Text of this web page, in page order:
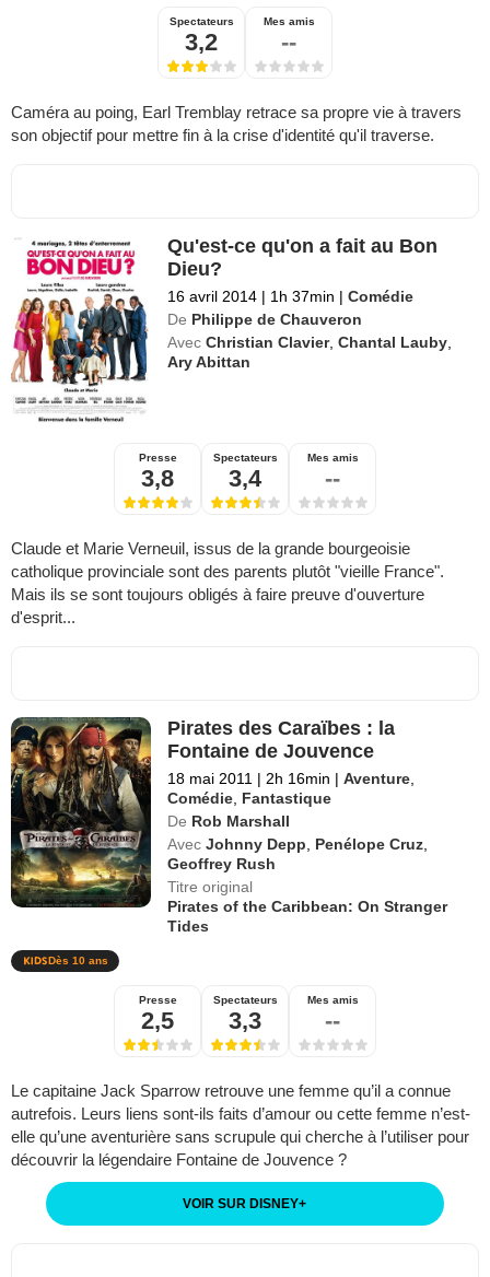
Spectateurs
3,2
Mes amis
--
Caméra au poing, Earl Tremblay retrace sa propre vie à travers
son objectif pour mettre fin à la crise d'identité qu'il traverse.
Qu'est-ce qu'on a fait au Bon
Dieu?
16 avril 2014 | 1h 37min | Comédie
De Philippe de Chauveron
Avec Christian Clavier,Chantal Lauby
Ary Abittan
Presse
3,8
Spectateurs
3,4
Mes amis
--
Claude et Marie Verneuil, issus de la grande bourgeoisie
catholique provinciale sont des parents plutôt "vieille France".
Mais ils se sont toujours obligés à faire preuve d'ouverture
d'esprit...
Pirates des Caraïbes : la
Fontaine de Jouvence
18 mai 2011 | 2h 16min | Aventure
Comédie Fantastique
De Rob Marshall
Avec Johnny Depp Penélope Cruz
Geoffrey Rush
Titre original
Pirates of the Caribbean: On Stranger
Tides
Dès 10 ans
Presse
2,5
Spectateurs
3,3
Mes amis
--
Le capitaine Jack Sparrow retrouve une femme qu’il a connue
autrefois. Leurs liens sont-ils faits d’amour ou cette femme n’est-
elle qu’une aventurière sans scrupule qui cherche à l’utiliser pour
découvrir la légendaire Fontaine de Jouvence ?
VOIR SUR DISNEY+